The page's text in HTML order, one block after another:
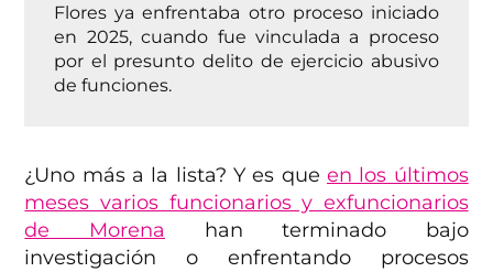
Flores ya enfrentaba otro proceso iniciado
en 2025, cuando fue vinculada a proceso
por el presunto delito de ejercicio abusivo
de funciones.
¿Uno más a la lista? Y es que en los últimos
meses varios funcionarios y exfuncionarios
de Morena han terminado bajo
investigación o enfrentando procesos